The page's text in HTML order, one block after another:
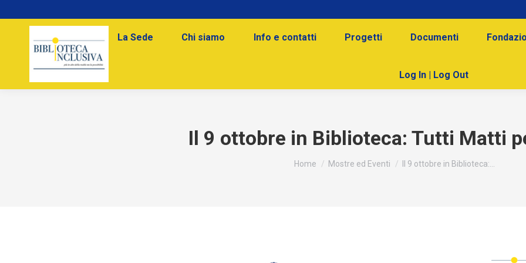
La Sede Chi siamo Info e contatti Progetti Documenti
Log In | Log Out
Il 9 ottobre in Biblioteca: Tutti Matti
You are here:
Home Mostre ed Eventi Il 9 ottobre in Biblioteca:…